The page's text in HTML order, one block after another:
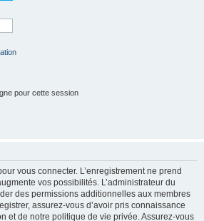
pour cette session
vous connecter. L’enregistrement ne prend
vos possibilités. L’administrateur du
des permissions additionnelles aux membres
assurez-vous d’avoir pris connaissance
et de notre politique de vie privée. Assurez-vous